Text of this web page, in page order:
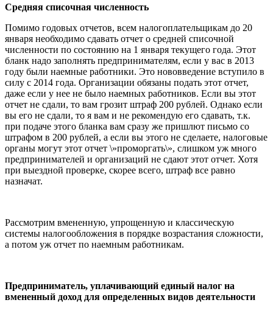
Средняя списочная численность
Помимо годовых отчетов, всем налогоплательщикам до 20
января необходимо сдавать отчет о средней списочной
численности по состоянию на 1 января текущего года. Этот
бланк надо заполнять предпринимателям, если у вас в 2013
году были наемные работники. Это нововведение вступило в
силу с 2014 года. Организации обязаны подать этот отчет,
даже если у нее не было наемных работников. Если вы этот
отчет не сдали, то вам грозит штраф 200 рублей. Однако если
вы его не сдали, то я вам и не рекомендую его сдавать, т.к.
при подаче этого бланка вам сразу же пришлют письмо со
штрафом в 200 рублей, а если вы этого не сделаете, налоговые
органы могут этот отчет \»проморгать\», слишком уж много
предпринимателей и организаций не сдают этот отчет. Хотя
при выездной проверке, скорее всего, штраф все равно
назначат.
Рассмотрим вмененную, упрощенную и классическую
системы налогообложения в порядке возрастания сложности,
а потом уж отчет по наемным работникам.
Предприниматель, уплачивающий единый налог на
вмененный доход для определенных видов деятельности